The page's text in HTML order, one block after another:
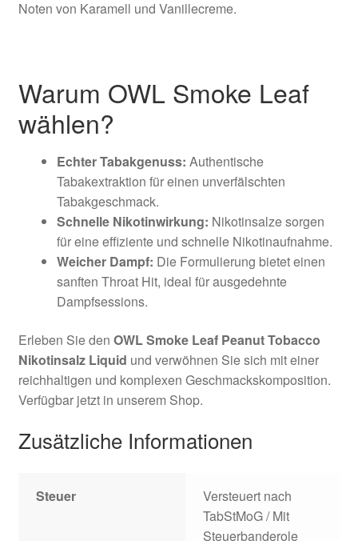
Noten von Karamell und Vanillecreme.
Warum OWL Smoke Leaf
wählen?
Echter Tabakgenuss: Authentische
Tabakextraktion für einen unverfälschten
Tabakgeschmack.
Schnelle Nikotinwirkung: Nikotinsalze sorgen
für eine effiziente und schnelle Nikotinaufnahme.
Weicher Dampf: Die Formulierung bietet einen
sanften Throat Hit, ideal für ausgedehnte
Dampfsessions.
Erleben Sie den OWL Smoke Leaf Peanut Tobacco
Nikotinsalz Liquid und verwöhnen Sie sich mit einer
reichhaltigen und komplexen Geschmackskomposition.
Verfügbar jetzt in unserem Shop.
Zusätzliche Informationen
Steuer
Versteuert nach
TabStMoG / Mit
Steuerbanderole